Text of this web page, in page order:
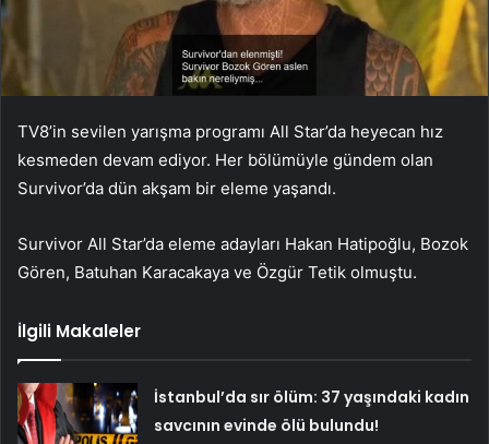
TV8’in sevilen yarışma programı All Star’da heyecan hız
kesmeden devam ediyor. Her bölümüyle gündem olan
Survivor’da dün akşam bir eleme yaşandı.
Survivor All Star’da eleme adayları Hakan Hatipoğlu, Bozok
Gören, Batuhan Karacakaya ve Özgür Tetik olmuştu.
İlgili Makaleler
İstanbul’da sır ölüm: 37 yaşındaki kadın
savcının evinde ölü bulundu!